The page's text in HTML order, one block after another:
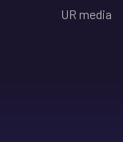
UR media